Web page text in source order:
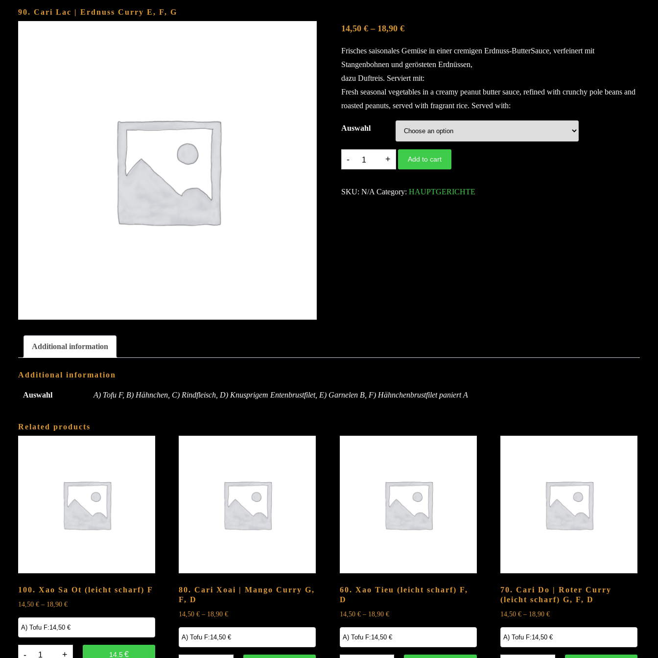
90. Cari Lac | Erdnuss Curry E, F, G
14,50€ – 18,90€
Frisches saisonales Gemüse in einer cremigen Erdnuss-ButterSauce, verfeinert mit
Stangenbohnen und gerösteten Erdnüssen,
dazu Duftreis. Serviert mit:
Fresh seasonal vegetables in a creamy peanut butter sauce, refined with crunchy pole beans and
roasted peanuts, served with fragrant rice. Served with:
Auswahl
Cari
|
Add to cart
SKU:N/A Category:HAUPTGERICHTE
Additional information
Additional information
Auswahl A) Tofu F, B) Hähnchen, C) Rindfleisch, D) Knusprigem Entenbrustfilet, E) Garnelen B, F) Hähnchenbrustfilet paniert A
Related products
100. Xao Sa Ot (leicht scharf) F
14,50 € – 18,90 €
14.5€
80. Cari Xoai | Mango CurryG,
F, D
14,50€ – 18,90€
60. Xao Tieu (leicht scharf) F,
D
14,50 €– 18,90 €
70. Cari Do | Roter Curry
(leicht scharf) G, F, D
14,50 €– 18,90 €